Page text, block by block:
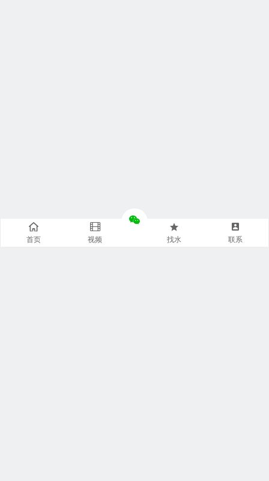
首页 视频 找水 联系